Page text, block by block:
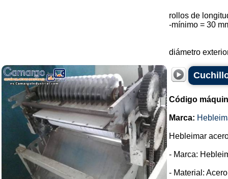
rollos de
-mínimo = 30
diámetro
Código
Marca:
Hebleimar
- Marca:
- Material: